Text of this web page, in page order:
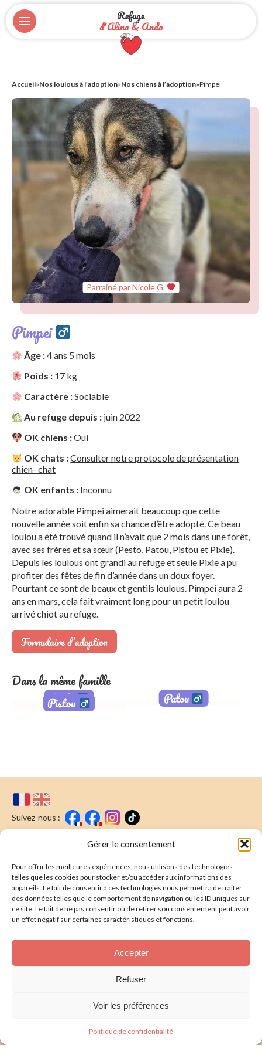
Gérer le consentement
Pour offrir les meilleures expériences, nous utilisons des technologies
telles que les cookies pour stocker et/ou accéder aux informations des
appareils. Le fait de consentir à ces technologies nous permettra de traiter
des données telles que le comportement de navigation ou les ID uniques sur
ce site. Le fait de ne pas consentir ou de retirer son consentement peut avoir
un effet négatif sur certaines caractéristiques et fonctions.
Accepter
Refuser
Voir les préférences
Politique de confidentialité
Refuge
d'Alina & Anda
Accueil»Nos loulous à l’adoption»Nos chiens à l’adoption»Pimpei
Parrainé par Nicole G.
Pimpei
Âge :4 ans 5 mois
Poids : 17 kg
Caractère :Sociable
Au refuge depuis : juin 2022
OK chiens :Oui
OK chats :Consulter notre protocole de présentation
chien- chat
OK enfants : Inconnu
Notre adorable Pimpei aimerait beaucoup que cette
nouvelle année soit enfin sa chance d’être adopté. Ce beau
loulou a été trouvé quand il n’avait que 2 mois dans une forêt,
avec ses frères et sa sœur (Pesto, Patou, Pistou et Pixie).
Depuis les loulous ont grandi au refuge et seule Pixie a pu
profiter des fêtes de fin d’année dans un doux foyer.
Pourtant ce sont de beaux et gentils loulous. Pimpei aura 2
ans en mars, cela fait vraiment long pour un petit loulou
arrivé chiot au refuge.
Formulaire d’adoption
Dans la même famille
Pesto Patou
Pistou
Suivez-nous :
Nous écrire
Newsletter
E-mail* : Souscrire
J'ai lu & j'accepte lapolitique de confidentalité